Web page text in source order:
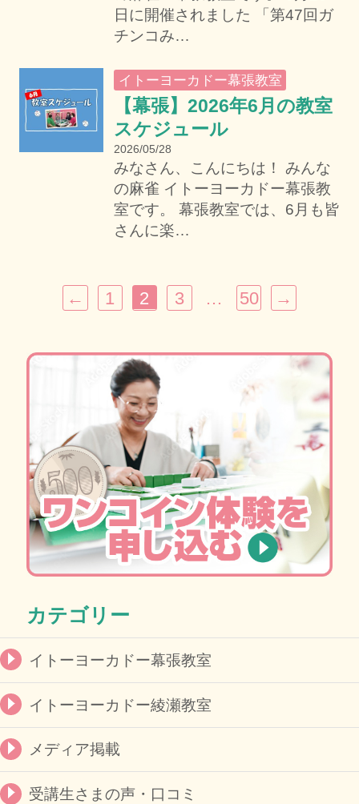
日に開催されました 「第47回ガ
チンコみ…
イトーヨーカドー幕張教室
【幕張】2026年6月の教室
スケジュール
2026/05/28
みなさん、こんにちは！ みんな
の麻雀 イトーヨーカドー幕張教
室です。 幕張教室では、6月も皆
さんに楽…
← 1 2 3 … 50 →
カテゴリー
イトーヨーカドー幕張教室
イトーヨーカドー綾瀬教室
メディア掲載
受講生さまの声・口コミ